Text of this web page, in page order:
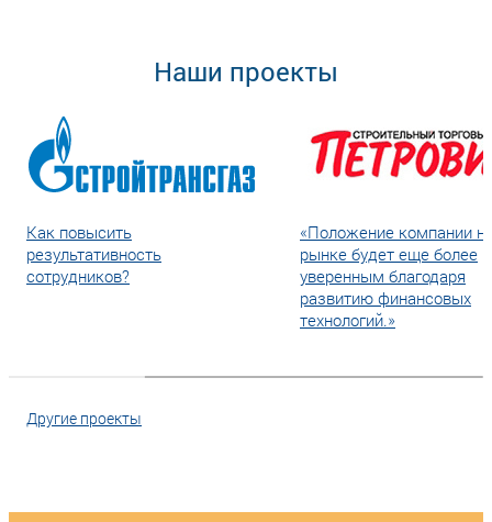
Наши проекты
Как повысить
результативность
сотрудников?
«Положение компании
рынке будет еще более
уверенным благодаря
развитию финансовых
технологий.»
Другие проекты